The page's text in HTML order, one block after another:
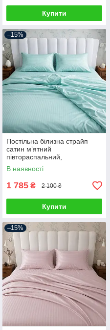
Купити
–15%
Постільна білизна страйп
сатин мʼятний
півтораспальний,
двоспальний, євро, сімейний
В наявності
1 785 ₴ 2 100 ₴
Купити
–15%